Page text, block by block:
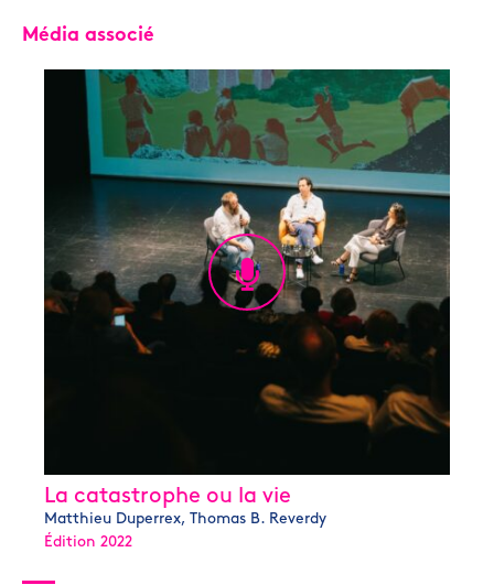
Média associé
La catastrophe ou la vie
Matthieu Duperrex, Thomas B. Reverdy
Édition 2022